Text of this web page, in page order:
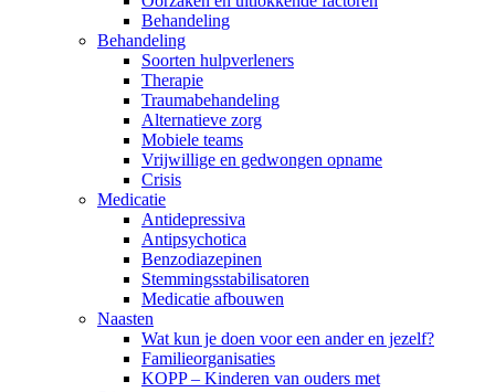
Behandeling
Behandeling
Soorten hulpverleners
Therapie
Traumabehandeling
Alternatieve zorg
Mobiele teams
Vrijwillige en gedwongen opname
Crisis
Medicatie
Antidepressiva
Antipsychotica
Benzodiazepinen
Stemmingsstabilisatoren
Medicatie afbouwen
Naasten
Wat kun je doen voor een ander en jezelf?
Familieorganisaties
KOPP – Kinderen van ouders met